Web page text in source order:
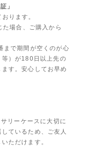
」
ります。
場合、ご購入から
まで期間が空くのが心
等）が180日以上先の
す。安心してお早め
リーケースに大切に
ているため、ご友人
ただけます。